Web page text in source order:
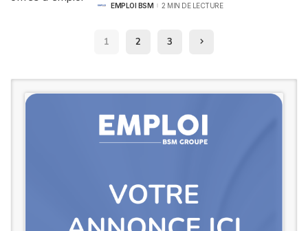
POSTEDEMPLOI BSM 2 MIN DE LECTURE
1 2 3